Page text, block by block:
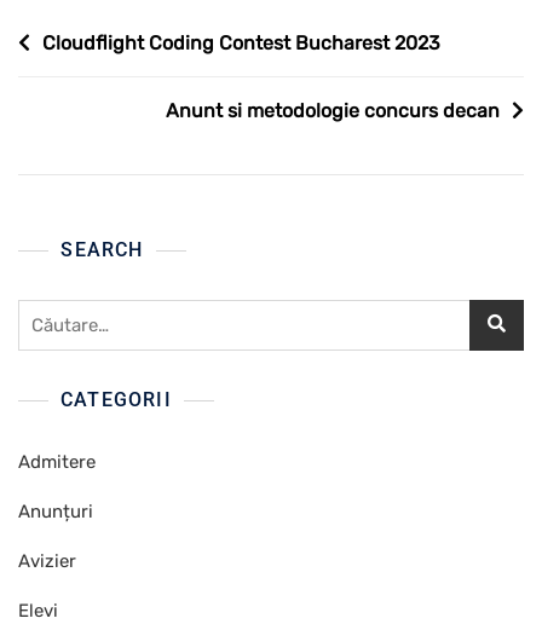
Navigare
Cloudflight Coding Contest Bucharest 2023
Anunt si metodologie concurs decan
SEARCH
CATEGORII
Admitere
Anunțuri
Avizier
Elevi